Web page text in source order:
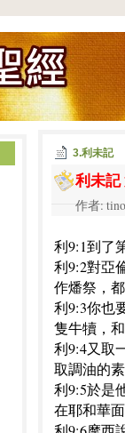
3.利未記
利未記
作者:
利9:1到了
利9:2對亞
作燔祭，
利9:3你也
隻牛犢，
利9:4又取
取調油的
利9:5於是
在耶和華